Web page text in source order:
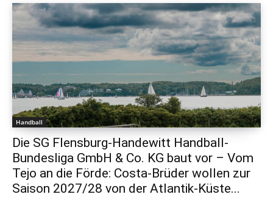
Handball
Die SG Flensburg-Handewitt Handball-
Bundesliga GmbH & Co. KG baut vor – Vom
Tejo an die Förde: Costa-Brüder wollen zur
Saison 2027/28 von der Atlantik-Küste...